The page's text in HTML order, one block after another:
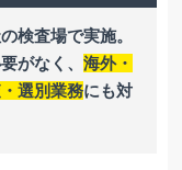
検査場で実施。
がなく、海外・
選別業務にも対